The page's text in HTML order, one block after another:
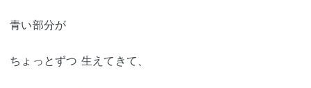
青い部分が
ちょっとずつ 生えてきて、